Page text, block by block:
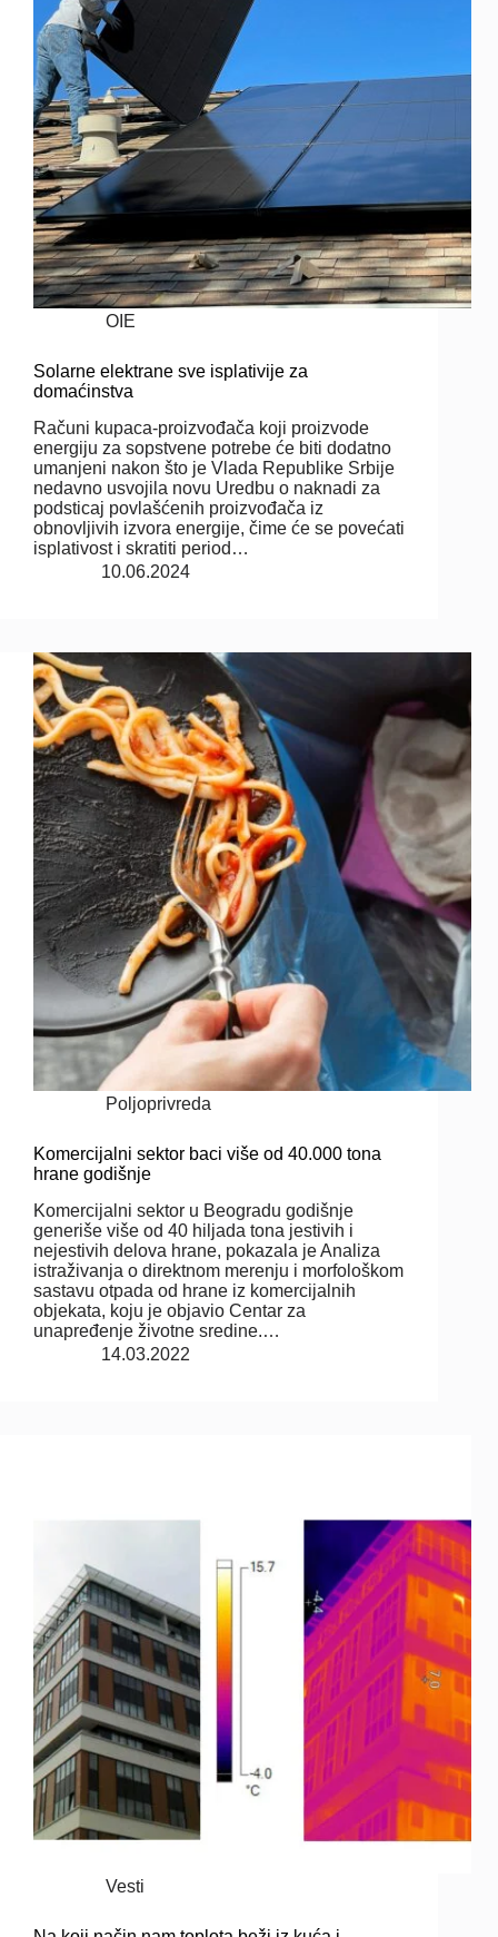
OIE
Solarne elektrane sve isplativije za
domaćinstva
Računi kupaca-proizvođača koji proizvode
energiju za sopstvene potrebe će biti dodatno
umanjeni nakon što je Vlada Republike Srbije
nedavno usvojila novu Uredbu o naknadi za
podsticaj povlašćenih proizvođača iz
obnovljivih izvora energije, čime će se povećati
isplativost i skratiti period…
10.06.2024
Poljoprivreda
Komercijalni sektor baci više od 40.000 tona
hrane godišnje
Komercijalni sektor u Beogradu godišnje
generiše više od 40 hiljada tona jestivih i
nejestivih delova hrane, pokazala je Analiza
istraživanja o direktnom merenju i morfološkom
sastavu otpada od hrane iz komercijalnih
objekata, koju je objavio Centar za
unapređenje životne sredine.…
14.03.2022
Vesti